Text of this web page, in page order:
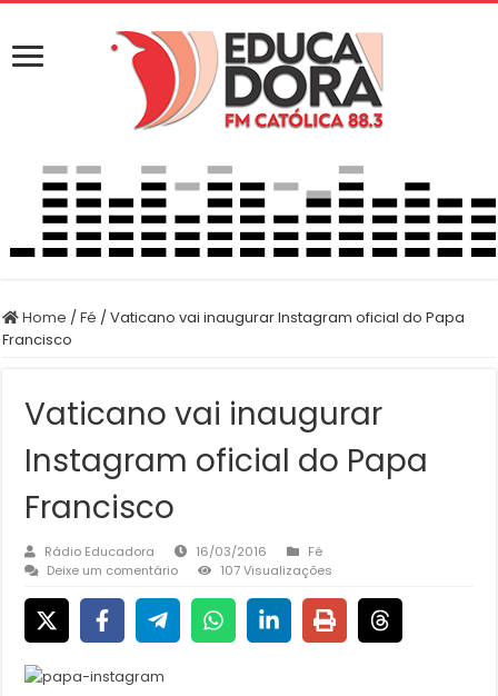
Home /Fé /Vaticano vai inaugurar Instagram oficial do Papa
Francisco
Vaticano vai inaugurar
Instagram oficial do Papa
Francisco
Rádio Educadora 16/03/2016
Fé
Deixe um comentário
107 Visualizações